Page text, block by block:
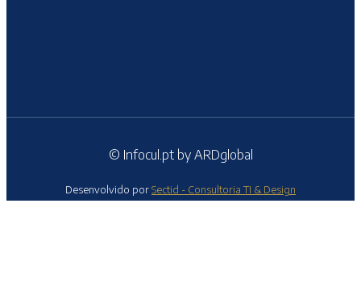
© Infocul.pt by ARDglobal
Desenvolvido porSectid - Consultoria TI & Design